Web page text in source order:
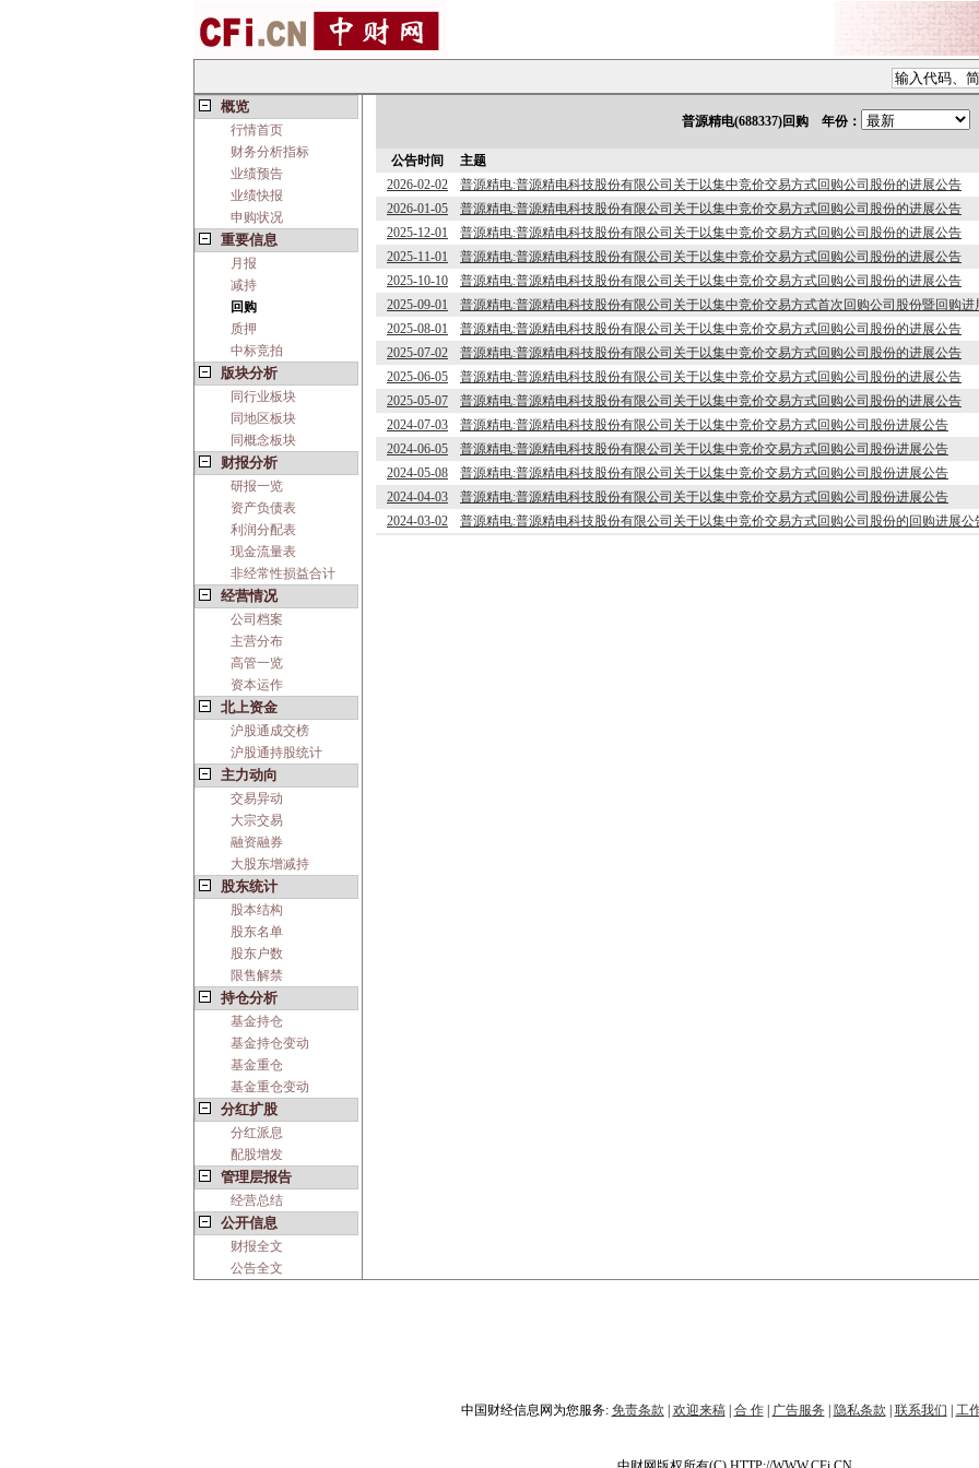
概览
行情首页
财务分析指标
业绩预告
业绩快报
申购状况
重要信息
月报
减持
回购
质押
中标竞拍
版块分析
同行业板块
同地区板块
同概念板块
财报分析
研报一览
资产负债表
利润分配表
现金流量表
非经常性损益合计
经营情况
公司档案
主营分布
高管一览
资本运作
北上资金
沪股通成交榜
沪股通持股统计
主力动向
交易异动
大宗交易
融资融券
大股东增减持
股东统计
股本结构
股东名单
股东户数
限售解禁
持仓分析
基金持仓
基金持仓变动
基金重仓
基金重仓变动
分红扩股
分红派息
配股增发
管理层报告
经营总结
公开信息
财报全文
公告全文
普源精电(688337)回购 年份：
公告时间 主题
2026-02-02
普源精电:普源精电科技股份有限公司关于以集中竞价交易方式回购公司股份的进展公告
2026-01-05
普源精电:普源精电科技股份有限公司关于以集中竞价交易方式回购公司股份的进展公告
2025-12-01
普源精电:普源精电科技股份有限公司关于以集中竞价交易方式回购公司股份的进展公告
2025-11-01
普源精电:普源精电科技股份有限公司关于以集中竞价交易方式回购公司股份的进展公告
2025-10-10
普源精电:普源精电科技股份有限公司关于以集中竞价交易方式回购公司股份的进展公告
2025-09-01
普源精电:普源精电科技股份有限公司关于以集中竞价交易方式首次回购公司股份暨回购进
2025-08-01
普源精电:普源精电科技股份有限公司关于以集中竞价交易方式回购公司股份的进展公告
2025-07-02
普源精电:普源精电科技股份有限公司关于以集中竞价交易方式回购公司股份的进展公告
2025-06-05
普源精电:普源精电科技股份有限公司关于以集中竞价交易方式回购公司股份的进展公告
2025-05-07
普源精电:普源精电科技股份有限公司关于以集中竞价交易方式回购公司股份的进展公告
2024-07-03
普源精电:普源精电科技股份有限公司关于以集中竞价交易方式回购公司股份进展公告
2024-06-05
普源精电:普源精电科技股份有限公司关于以集中竞价交易方式回购公司股份进展公告
2024-05-08
普源精电:普源精电科技股份有限公司关于以集中竞价交易方式回购公司股份进展公告
2024-04-03
普源精电:普源精电科技股份有限公司关于以集中竞价交易方式回购公司股份进展公告
2024-03-02
普源精电:普源精电科技股份有限公司关于以集中竞价交易方式回购公司股份的回购进展公
中国财经信息网为您服务: 免责条款 欢迎来稿| 合 作| 广告服务 隐私条款 联系我们 工